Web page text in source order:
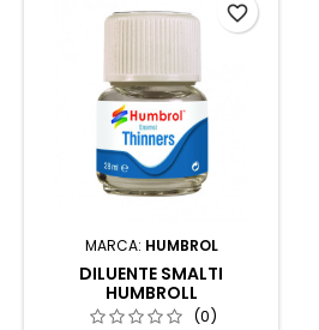
MARCA: HUMBROL
DILUENTE SMALTI
HUMBROLL
(0)
favorite_border